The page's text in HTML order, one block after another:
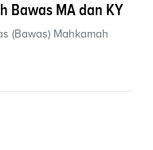
Bawas MA dan KY
(Bawas) Mahkamah